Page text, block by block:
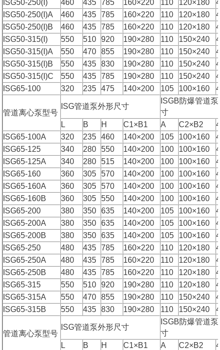
ISG50-250(I)
460 435 785 160×220 110 120×180
ISG50-250(I)A
460 435 785 160×220 110 120×180
ISG50-250(I)B
460 435 785 160×220 110 120×180
ISG50-315(I)
550 510 920 190×280 110 150×240
ISG50-315(I)A
550 470 855 190×280 110 150×240
ISG50-315(I)B
550 435 830 190×280 110 150×240
ISG50-315(I)C
550 435 785 190×280 110 150×240
ISG65-100
320 235 475 140×200 105 100×160
管道离心泵型号
ISG管道泵外形尺寸
ISGB防爆管道
寸
L
B H C1×B1 A C2×B2
ISG65-100A
320 235 460 140×200 105 100×160
ISG65-125
340 280 550 140×200 100 100×160
ISG65-125A
340 280 515 140×200 100 100×160
ISG65-160
360 305 570 140×200 100 100×160
ISG65-160A
360 305 570 140×200 100 100×160
ISG65-160B
360 305 550 140×200 100 100×160
ISG65-200
380 350 635 140×200 105 100×160
ISG65-200A
380 350 635 140×200 105 100×160
ISG65-200B
380 350 635 140×200 105 100×160
ISG65-250
480 435 785 160×220 110 120×180
ISG65-250A
480 435 785 160×220 110 120×180
ISG65-250B
480 435 785 160×220 110 120×180
ISG65-315
550 510 920 190×280 110 120×180
ISG65-315A
550 470 855 190×280 110 150×240
ISG65-315B
550 435 830 190×280 110 150×240
管道离心泵型号
ISG管道泵外形尺寸
ISGB防爆管道
寸
L
B H C1×B1 A C2×B2